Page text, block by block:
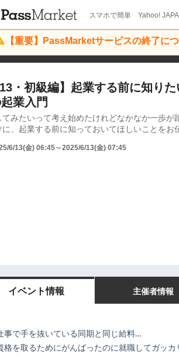
スマホで簡単 Yahoo!
【重要】PassMarketサービスの終了に
13・初級編】起業する前に知り
業入門
てみたいって考え始めたけれどなかなか一歩が
に、起業する前に知っておいてほしいことをお
6/13(金) 06:45～2025/6/13(金) 07:45
イベント情報 主催者情報
事で手を抜いている同期と同じ給料…
格を取るためにがんばったのに就職してガッカ